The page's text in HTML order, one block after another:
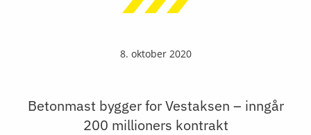
8. oktober 2020
Betonmast bygger for Vestaksen – inngår
200 millioners kontrakt